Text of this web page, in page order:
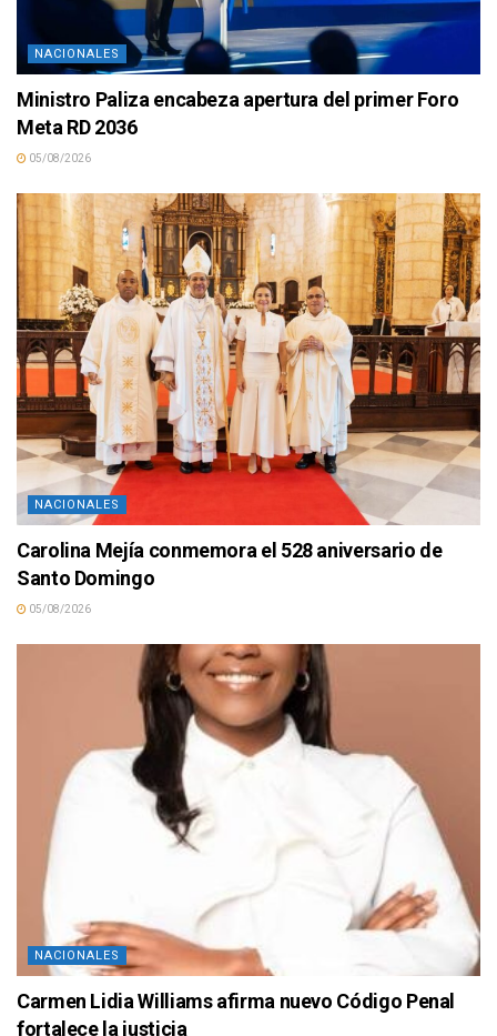
NACIONALES
Ministro Paliza encabeza apertura del primer Foro
Meta RD 2036
05/08/2026
NACIONALES
Carolina Mejía conmemora el 528 aniversario de
Santo Domingo
05/08/2026
NACIONALES
Carmen Lidia Williams afirma nuevo Código Penal
fortalece la justicia